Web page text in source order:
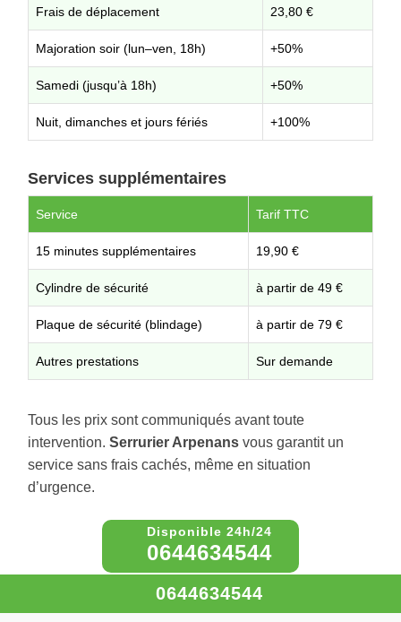
Frais de déplacement 23,80 €
Majoration soir (lun–ven, 18h) +50%
Samedi (jusqu’à 18h) +50%
Nuit, dimanches et jours fériés +100%
Services supplémentaires
Service Tarif TTC
15 minutes supplémentaires 19,90 €
Cylindre de sécurité à partir de 49 €
Plaque de sécurité (blindage) à partir de 79 €
Autres prestations Sur demande
Tous les prix sont communiqués avant toute
intervention. Serrurier Arpenans vous garantit un
service sans frais cachés, même en situation
d’urgence.
0644634544
0644634544